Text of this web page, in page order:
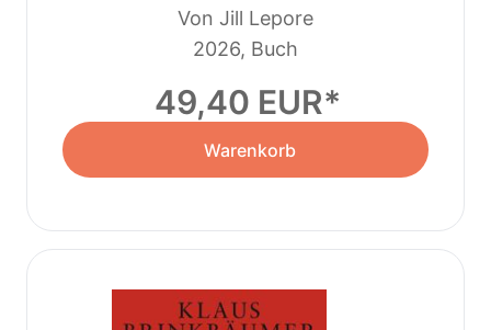
Von Jill Lepore
2026, Buch
49,40 EUR
Warenkorb